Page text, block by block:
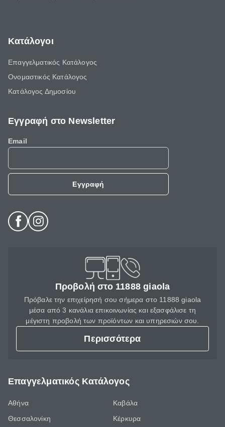
Κατάλογοι
Επαγγελματικός Κατάλογος
Ονομαστικός Κατάλογος
Κατάλογος Δημοσίου
Εγγραφή στο Newsletter
Email
Εγγραφή
Προβολή στο 11888 giaola
Πρόβαλε την επιχείρησή σου σήμερα στο 11888 giaola
μέσα από 3 κανάλια επικοινωνίας και εξασφάλισε τη
μέγιστη προβολή των προϊόντων και υπηρεσιών σου.
Περισσότερα
Επαγγελματικός Κατάλογος
Αθήνα
Θεσσαλονίκη
Καβάλα
Κέρκυρα